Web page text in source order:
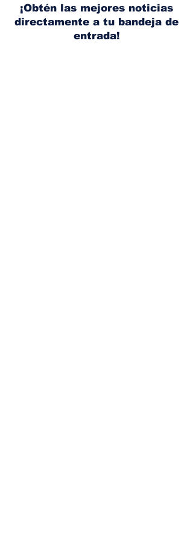
¡Obtén las mejores noticias
directamente a tu bandeja de
entrada!